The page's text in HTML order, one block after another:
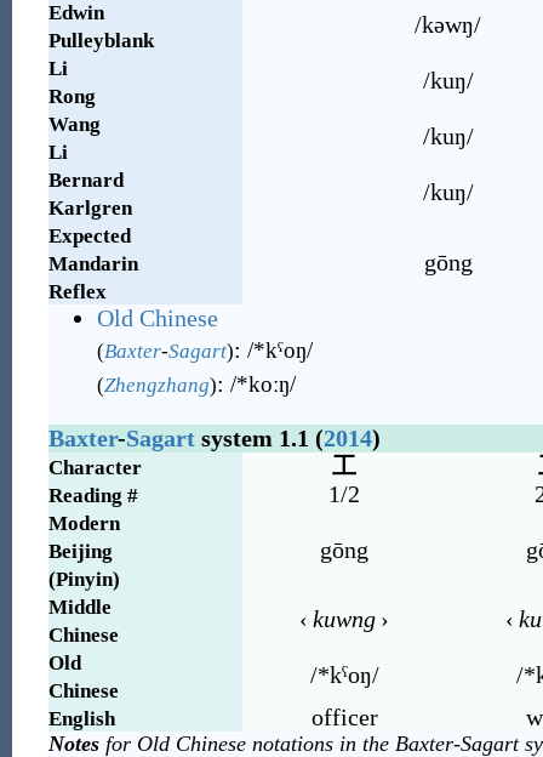
Edwin
Pulleyblank
/kəwŋ/
Li
Rong
/kuŋ/
Wang
Li
/kuŋ/
Bernard
Karlgren
/kuŋ/
Expected
Mandarin
Reflex
gōng
Old Chinese
(Baxter-Sagart): /*kˤoŋ/
(Zhengzhang): /*koːŋ/
Baxter-Sagartsystem 1.1 (2014)
Character 工
Reading # 1/2
Modern
Beijing
(Pinyin)
gōng
Middle
Chinese
‹kuwng › ‹
Old
Chinese
/*kˤoŋ/ /
English officer
Notesfor Old Chinese notations in the Baxter-Sagart